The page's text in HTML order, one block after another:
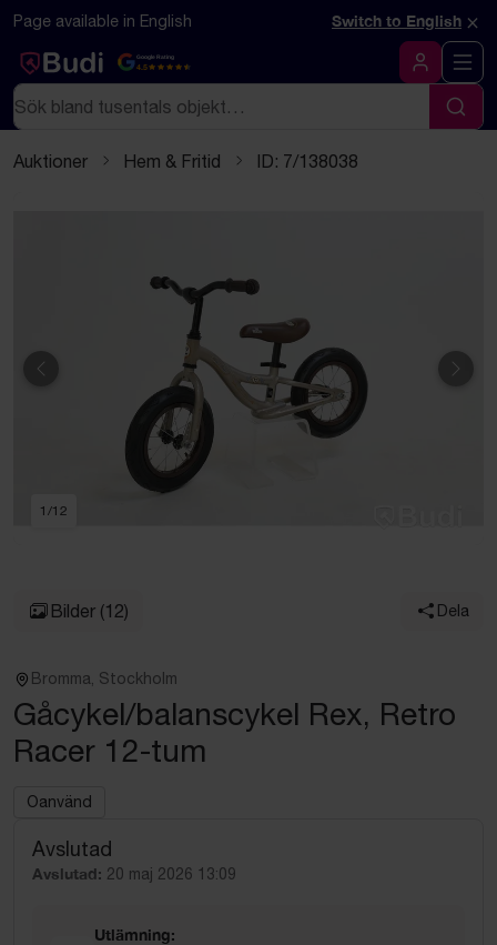
Hoppa till innehåll
Textbaserad (markdown) version av denna sida
Page available in English Switch to English ×
Google Rating
4.5
Logga in
Sök
Sök
Auktioner Hem & Fritid ID: 7/138038
Föregående
1 /12
Bilder (12) Dela
Bromma, Stockholm
Gåcykel/balanscykel Rex, Retro
Racer 12-tum
Oanvänd
Avslutad
Avslutad: 20 maj 2026 13:09
Utlämning: